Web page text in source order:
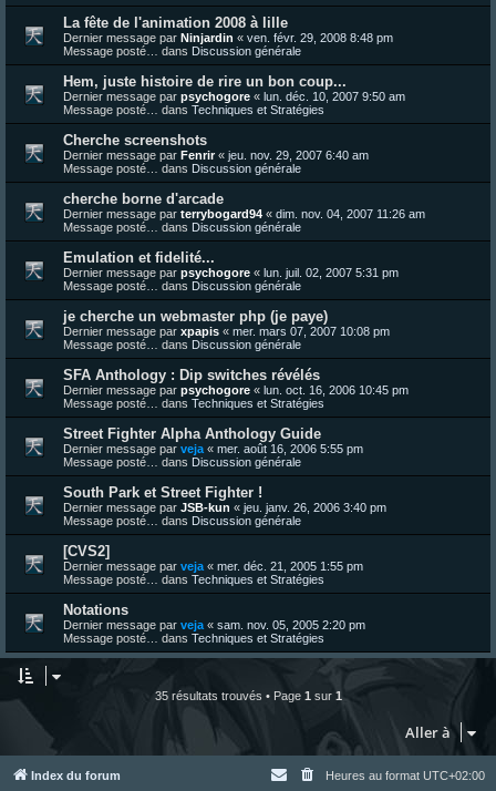
La fête de l'animation 2008 à lille
Dernier message par Ninjardin « ven. févr. 29, 2008 8:48 pm
Message posté… dans Discussion générale
Hem, juste histoire de rire un bon coup...
Dernier message par psychogore « lun. déc. 10, 2007 9:50 am
Message posté… dans Techniques et Stratégies
Cherche screenshots
Dernier message par Fenrir« jeu. nov. 29, 2007 6:40 am
Message posté… dans Discussion générale
cherche borne d'arcade
Dernier message par terrybogard94 « dim. nov. 04, 2007 11:26 am
Message posté… dans Discussion générale
Emulation et fidelité...
Dernier message par psychogore « lun. juil. 02, 2007 5:31 pm
Message posté… dans Discussion générale
je cherche un webmaster php (je paye)
Dernier message par xpapis « mer. mars 07, 2007 10:08 pm
Message posté… dans Discussion générale
SFA Anthology : Dip switches révélés
Dernier message par psychogore « lun. oct. 16, 2006 10:45 pm
Message posté… dans Techniques et Stratégies
Street Fighter Alpha Anthology Guide
Dernier message par veja « mer. août 16, 2006 5:55 pm
Message posté… dans Discussion générale
South Park et Street Fighter !
Dernier message par JSB-kun « jeu. janv. 26, 2006 3:40 pm
Message posté… dans Discussion générale
[CVS2]
Dernier message par veja « mer. déc. 21, 2005 1:55 pm
Message posté… dans Techniques et Stratégies
Notations
Dernier message par veja « sam. nov. 05, 2005 2:20 pm
Message posté… dans Techniques et Stratégies
35 résultats trouvés • Page 1 sur 1
Aller à
Index du forum Heures au format UTC+02:00